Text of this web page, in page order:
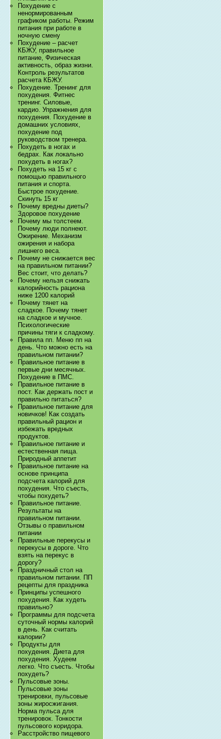
Похудение с
ненормированным
графиком работы. Режим
питания при работе в
ночную смену
Похудение – расчет
КБЖУ, правильное
питание, Физическая
активность, образ жизни.
Контроль результатов
расчета КБЖУ.
Похудение. Тренинг для
похудения. Фитнес
тренинг. Силовые,
кардио. Упражнения для
похудения. Похудение в
домашних условиях,
похудение под
руководством тренера.
Похудеть в ногах и
бедрах. Как локально
похудеть в ногах?
Похудеть на 15 кг с
помощью правильного
питания и спорта.
Быстрое похудение.
Скинуть 15 кг
Почему вредны диеты?
Здоровое похудение
Почему мы толстеем.
Почему люди полнеют.
Ожирение. Механизм
ожирения и набора
лишнего веса.
Почему не снижается вес
на правильном питании?
Вес стоит, что делать?
Почему нельзя снижать
калорийность рациона
ниже 1200 калорий
Почему тянет на
сладкое. Почему тянет
на сладкое и мучное.
Психологические
причины тяги к сладкому.
Правила пп. Меню пп на
день. Что можно есть на
правильном питании?
Правильное питание в
первые дни месячных.
Похудение в ПМС.
Правильное питание в
пост. Как держать пост и
правильно питаться?
Правильное питание для
новичков! Как создать
правильный рацион и
избежать вредных
продуктов.
Правильное питание и
естественная пища.
Природный аппетит
Правильное питание на
основе принципа
подсчета калорий для
похудения. Что съесть,
чтобы похудеть?
Правильное питание.
Результаты на
правильном питании.
Отзывы о правильном
питании
Правильные перекусы и
перекусы в дороге. Что
взять на перекус в
дорогу?
Праздничный стол на
правильном питании. ПП
рецепты для праздника
Принципы успешного
похудения. Как худеть
правильно?
Программы для подсчета
суточный нормы калорий
в день. Как считать
калории?
Продукты для
похудения. Диета для
похудения. Худеем
легко. Что съесть. Чтобы
похудеть?
Пульсовые зоны.
Пульсовые зоны
тренировки, пульсовые
зоны жиросжигания.
Норма пульса для
тренировок. Тонкости
пульсового коридора.
Расстройство пищевого